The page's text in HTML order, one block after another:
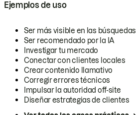
Ejemplos de uso
Ser más visible en las búsquedas
Ser recomendado por la IA
Investigar tu mercado
Conectar con clientes locales
Crear contenido llamativo
Corregir errores técnicos
Impulsar la autoridad off-site
Diseñar estrategias de clientes